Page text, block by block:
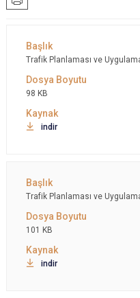
Trafik Planlaması ve
98 KB
indir
Trafik Planlaması ve
101 KB
indir